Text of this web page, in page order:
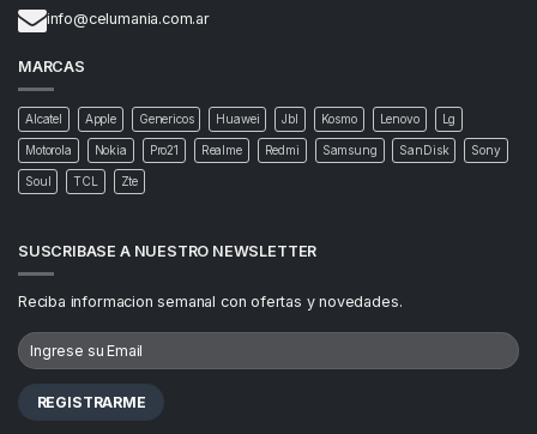
info@celumania.com.ar
MARCAS
Alcatel Apple Genericos Huawei Jbl Kosmo Lenovo Lg
Motorola Nokia Pro21 Realme Redmi Samsung SanDisk Sony
Soul TCL Zte
SUSCRIBASE A NUESTRO NEWSLETTER
Reciba informacion semanal con ofertas y novedades.